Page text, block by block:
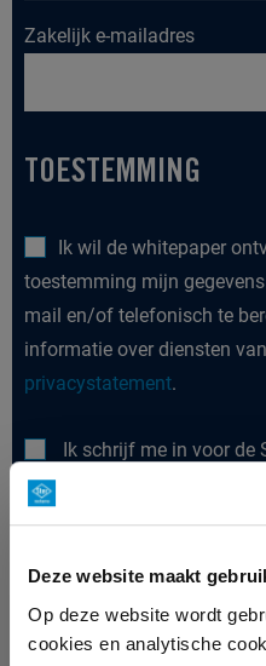
Deze website maakt
Op deze website wordt
cookies en analytische
Zakelijk e-mailadres
TOESTEMMING
Ik wil de whitepaper
toestemming mijn
mail en/of telefonisch te
informatie over diensten
privacystatement.
onderzoeken, whitepapers en klantcases. Afmelden kan
Verstuur